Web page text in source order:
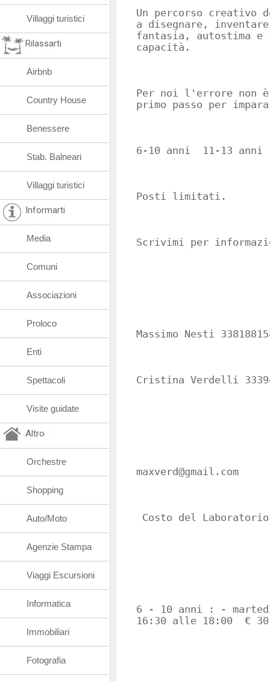
Un percorso creativo
a disegnare,
fantasia, autostima
capacità.
Per noi l'errore non
primo passo per
6-10 anni 11-13 anni
Posti limitati.
Scrivimi per
Massimo Nesti
Cristina Verdelli
maxverd@gmail.com
Costo del
6 - 10 anni : -
16:30 alle 18:00 €
Villaggi turistici
Rilassarti
Airbnb
Country House
Benessere
Stab. Balneari
Villaggi turistici
Informarti
Media
Comuni
Associazioni
Proloco
Enti
Spettacoli
Visite guidate
Altro
Orchestre
Shopping
Auto/Moto
Agenzie Stampa
Viaggi Escursioni
Informatica
Immobiliari
Fotografia